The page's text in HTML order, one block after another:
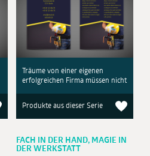
Träume von einer eigenen
erfolgreichen Firma müssen nicht
Produkte aus dieser Serie
FACH IN DER HAND, MAGIE IN
DER WERKSTATT